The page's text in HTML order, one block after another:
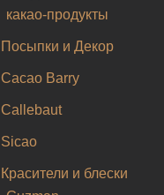
какао-продукты
Посыпки и Декор
Cacao Barry
Callebaut
Sicao
Красители и блески